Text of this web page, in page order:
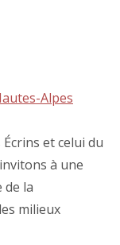
Alpes
et celui du
à une
de la
milieux